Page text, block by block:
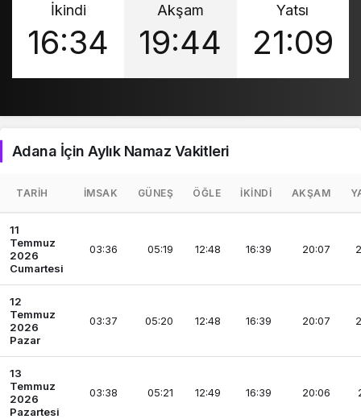
İkindi
16:34
Akşam
19:44
Yatsı
21:09
Adana İçin Aylık Namaz Vakitleri
TARIH İMSAK GÜNEŞ ÖĞLE İKINDI AKŞAM
11
Temmuz
2026
Cumartesi
03:36 05:19 12:48 16:39 20:07
12
Temmuz
2026
Pazar
03:37 05:20 12:48 16:39 20:07
13
Temmuz
2026
Pazartesi
03:38 05:21 12:49 16:39 20:06